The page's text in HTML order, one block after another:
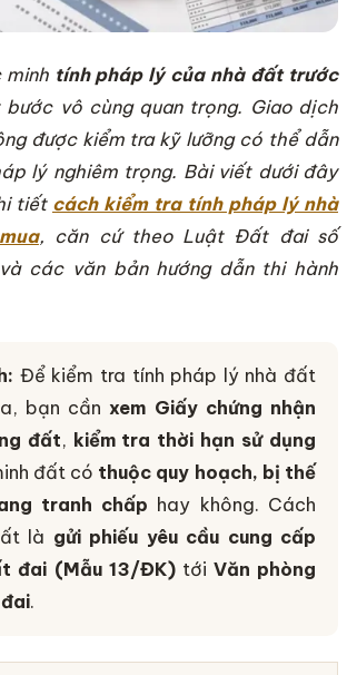
minh tính pháp lý của nhà đất trước
vô cùng quan trọng. Giao dịch
được kiểm tra kỹ lưỡng có thể dẫn
lý nghiêm trọng. Bài viết dưới đây
tiết cách kiểm tra tính pháp lý nhà
, căn cứ theo Luật Đất đai số
các văn bản hướng dẫn thi hành
Để kiểm tra tính pháp lý nhà đất
bạn cần xem Giấy chứng nhận
đất, kiểm tra thời hạn sử dụng
đất có thuộc quy hoạch, bị thế
tranh chấp hay không. Cách
là gửi phiếu yêu cầu cung cấp
đai (Mẫu 13/ĐK)tới Văn phòng
.